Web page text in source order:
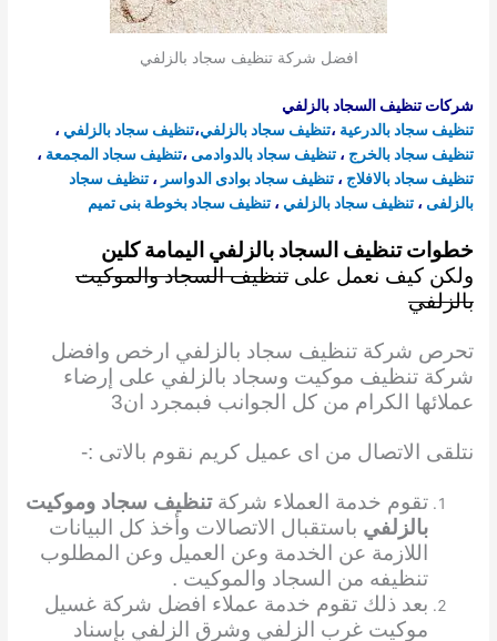
افضل شركة تنظيف سجاد بالزلفي
شركات تنظيف السجاد بالزلفي
تنظيف سجاد بالدرعية ،تنظيف سجاد بالزلفي،تنظيف سجادبالزلفي ،
تنظيف سجادبالخرج ،تنظيف سجاد بالدوادمى ،تنظيف سجاد المجمعة ،
تنظيف سجاد بالافلاج ،تنظيف سجاد بوادى الدواسر ،تنظيف سجاد
بالزلفى ،تنظيف سجاد بالزلفي ، تنظيف سجاد بخوطة بنى تميم
خطوات تنظيف السجاد بالزلفي اليمامة كلين
ولكن كيف نعمل علىتنظيف السجاد والموكيت
بالزلفي
تحرص شركة تنظيف سجاد بالزلفي ارخص وافضل
شركة تنظيف موكيت وسجاد بالزلفي على إرضاء
عملائها الكرام من كل الجوانب فبمجرد ان3
نتلقى الاتصال من اى عميل كريم نقوم بالاتى :-
تقوم خدمة العملاء شركة تنظيف سجاد وموكيت
بالزلفي باستقبال الاتصالات وأخذ كل البيانات
اللازمة عن الخدمة وعن العميل وعن المطلوب
تنظيفه من السجاد والموكيت .
بعد ذلك تقوم خدمة عملاء افضل شركة غسيل
موكيت غرب الزلفي وشرق الزلفي بإسناد